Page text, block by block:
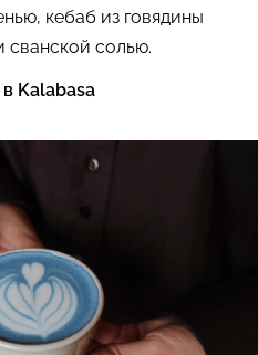
кебаб из говядины
солью.
Kalabasa